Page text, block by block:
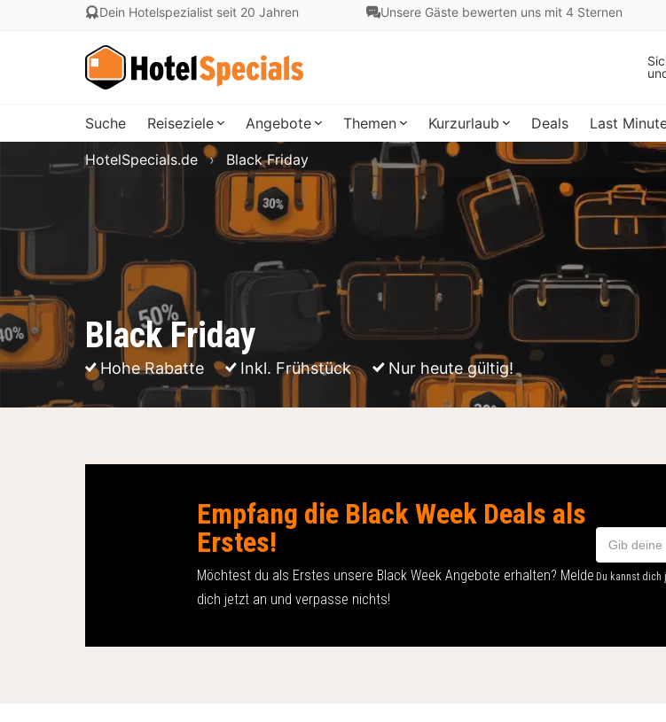
Dein Hotelspezialist seit 20 Jahren Unsere Gäste bewerten uns mit 4 Sternen
Suche Reiseziele Angebote Themen Kurzurlaub Deals Last
Black Friday
Hohe Rabatte Inkl. Frühstück Nur heute gültig!
HotelSpecials.de Black Friday
Empfang die Black Week Deals als
Erstes!
Möchtest du als Erstes unsere Black Week Angebote erhalten? Melde
dich jetzt an und verpasse nichts!
Du kannst dich